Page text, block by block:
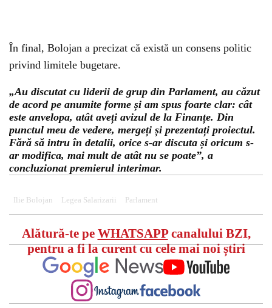
În final, Bolojan a precizat că există un consens politic
privind limitele bugetare.
„Au discutat cu liderii de grup din Parlament, au căzut
de acord pe anumite forme și am spus foarte clar: cât
este anvelopa, atât aveți avizul de la Finanțe. Din
punctul meu de vedere, mergeți și prezentați proiectul.
Fără să intru în detalii, orice s-ar discuta și oricum s-
ar modifica, mai mult de atât nu se poate”, a
concluzionat premierul interimar.
Ilie Bolojan Legea Salarizarii Parlament
Alătură-te pe WHATSAPPcanalului BZI,
pentru a fi la curent cu cele mai noi știri